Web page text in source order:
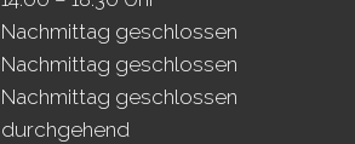
Nachmittag geschlossen
Nachmittag geschlossen
Nachmittag geschlossen
durchgehend